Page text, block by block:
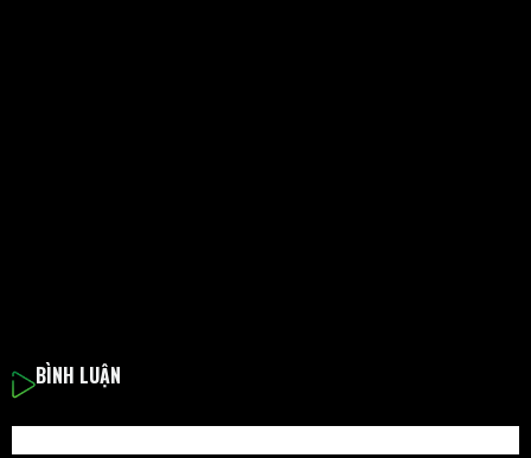
BÌNH LUẬN